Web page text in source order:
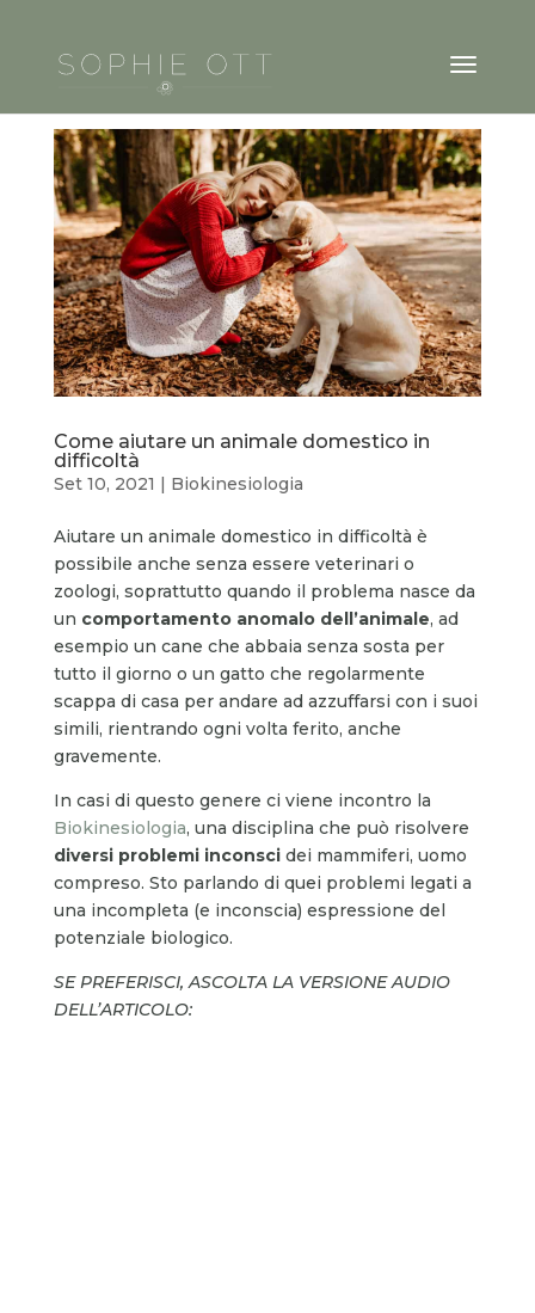
Come aiutare un animale domestico in
difficoltà
Set 10, 2021 | Biokinesiologia
Aiutare un animale domestico in difficoltà è
possibile anche senza essere veterinari o
zoologi, soprattutto quando il problema nasce da
un comportamento anomalo dell’animale, ad
esempio un cane che abbaia senza sosta per
tutto il giorno o un gatto che regolarmente
scappa di casa per andare ad azzuffarsi con i suoi
simili, rientrando ogni volta ferito, anche
gravemente.
In casi di questo genere ci viene incontro la
Biokinesiologia, una disciplina che può risolvere
diversi problemi inconsci dei mammiferi, uomo
compreso. Sto parlando di quei problemi legati a
una incompleta (e inconscia) espressione del
potenziale biologico.
SE PREFERISCI, ASCOLTA LA VERSIONE AUDIO
DELL’ARTICOLO: